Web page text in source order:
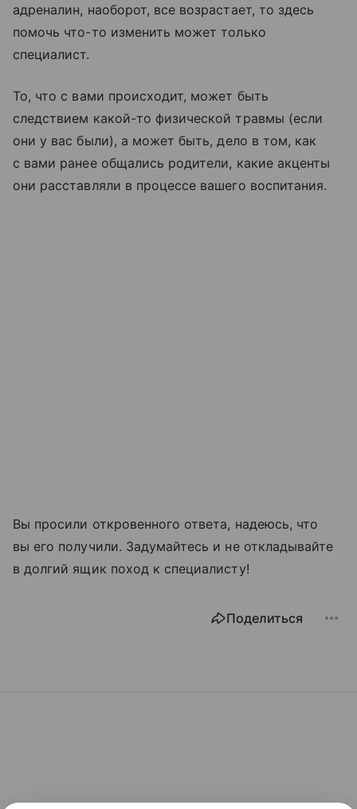
адреналин, наоборот, все возрастает, то здесь
помочь что-то изменить может только
специалист.
То, что с вами происходит, может быть
следствием какой-то физической травмы (если
они у вас были), а может быть, дело в том, как
с вами ранее общались родители, какие акценты
они расставляли в процессе вашего воспитания.
Вы просили откровенного ответа, надеюсь, что
вы его получили. Задумайтесь и не откладывайте
в долгий ящик поход к специалисту!
Поделиться